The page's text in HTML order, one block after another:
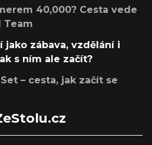
40,000? Cesta vede
Team
jako zábava, vzdělání i
s ním ale začít?
– cesta, jak začít se